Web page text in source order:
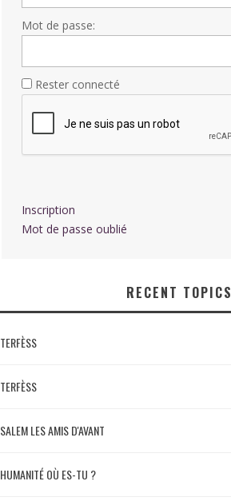
Mot de passe:
Rester connecté
Inscription
Mot de passe oublié
RECENT TOPICS
TERFÈSS
TERFÈSS
SALEM LES AMIS D'AVANT
HUMANITÉ OÙ ES-TU ?